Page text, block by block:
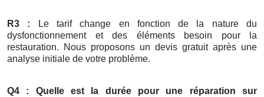
R3 : Le tarif change en fonction de la nature du
dysfonctionnement et des éléments besoin pour la
restauration. Nous proposons un devis gratuit après une
analyse initiale de votre problème.
Q4 : Quelle est la durée pour une réparation sur